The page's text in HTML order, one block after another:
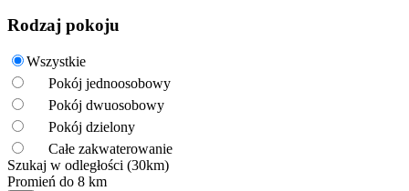
Rodzaj pokoju
Wszystkie
Pokój jednoosobowy
Pokój dwuosobowy
Pokój dzielony
Całe zakwaterowanie
Szukaj w odległości (30km)
Promień do 8 km